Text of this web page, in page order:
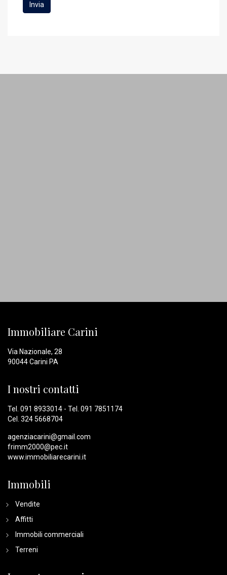
Invia
Immobiliare Carini
Via Nazionale, 28
90044 Carini PA
I nostri contatti
Tel. 091 8933014 - Tel. 091 7851174
Cel. 324 5668704
agenziacarini@gmail.com
frimm2000@pec.it
www.immobiliarecarini.it
Immobili
Vendite
Affitti
Immobili commerciali
Terreni